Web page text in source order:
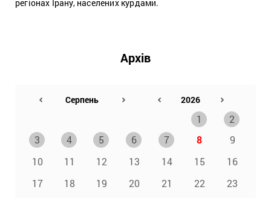
регіонах Ірану, населених курдами.
Архів
1
2
3
4 5 6 7 8
9
10
11 12 13 14 15
16
17
18 19 20 21 22
23